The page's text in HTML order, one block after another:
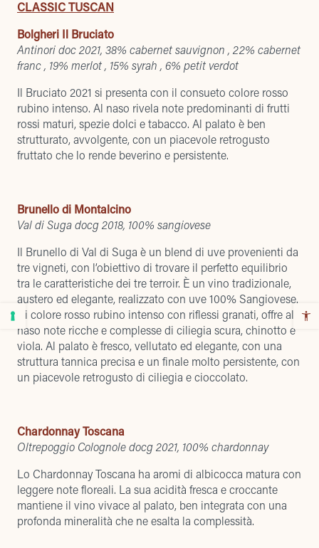
CLASSIC TUSCAN
Bolgheri Il Bruciato
Antinori doc 2021, 38% cabernet sauvignon , 22% cabernet
franc , 19% merlot , 15% syrah , 6% petit verdot
Il Bruciato 2021 si presenta con il consueto colore rosso
rubino intenso. Al naso rivela note predominanti di frutti
rossi maturi, spezie dolci e tabacco. Al palato è ben
strutturato, avvolgente, con un piacevole retrogusto
fruttato che lo rende beverino e persistente.
Brunello di Montalcino
Val di Suga docg 2018, 100% sangiovese
Il Brunello di Val di Suga è un blend di uve provenienti da
tre vigneti, con l’obiettivo di trovare il perfetto equilibrio
tra le caratteristiche dei tre terroir. È un vino tradizionale,
austero ed elegante, realizzato con uve 100% Sangiovese.
Di colore rosso rubino intenso con riflessi granati, offre al
naso note ricche e complesse di ciliegia scura, chinotto e
viola. Al palato è fresco, vellutato ed elegante, con una
struttura tannica precisa e un finale molto persistente, con
un piacevole retrogusto di ciliegia e cioccolato.
Chardonnay Toscana
Oltrepoggio Colognole docg 2021, 100% chardonnay
Lo Chardonnay Toscana ha aromi di albicocca matura con
leggere note floreali. La sua acidità fresca e croccante
mantiene il vino vivace al palato, ben integrata con una
profonda mineralità che ne esalta la complessità.